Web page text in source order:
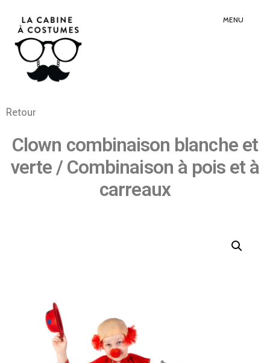
MENU
Retour
Clown combinaison blanche et
verte / Combinaison à pois et à
carreaux